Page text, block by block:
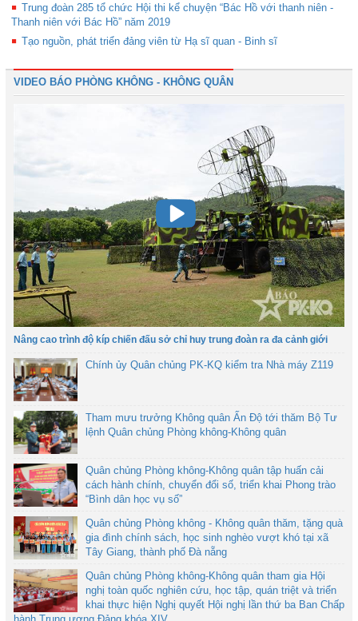
Trung đoàn 285 tổ chức Hội thi kể chuyện “Bác Hồ với thanh niên -
Thanh niên với Bác Hồ” năm 2019
Tạo nguồn, phát triển đảng viên từ Hạ sĩ quan - Binh sĩ
VIDEO BÁO PHÒNG KHÔNG - KHÔNG QUÂN
Nâng cao trình độ kíp chiến đấu sở chỉ huy trung đoàn ra đa cảnh giới
Chính ủy Quân chủng PK-KQ kiểm tra Nhà máy Z119
Tham mưu trưởng Không quân Ấn Độ tới thăm Bộ Tư
lệnh Quân chủng Phòng không-Không quân
Quân chủng Phòng không-Không quân tập huấn cải
cách hành chính, chuyển đổi số, triển khai Phong trào
“Bình dân học vụ số”
Quân chủng Phòng không - Không quân thăm, tặng quà
gia đình chính sách, học sinh nghèo vượt khó tại xã
Tây Giang, thành phố Đà nẵng
Quân chủng Phòng không-Không quân tham gia Hội
nghị toàn quốc nghiên cứu, học tập, quán triệt và triển
khai thực hiện Nghị quyết Hội nghị lần thứ ba Ban Chấp